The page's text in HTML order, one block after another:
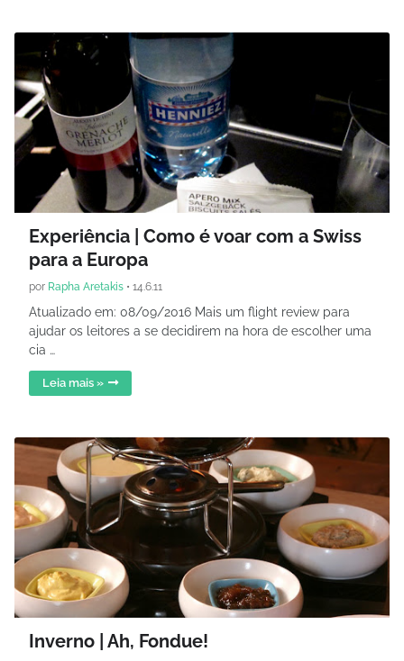
Experiência | Como é voar com a Swiss
para a Europa
por Rapha Aretakis • 14.6.11
Atualizado em: 08/09/2016 Mais um flight review para
ajudar os leitores a se decidirem na hora de escolher uma
cia …
Leia mais »
Inverno | Ah, Fondue!